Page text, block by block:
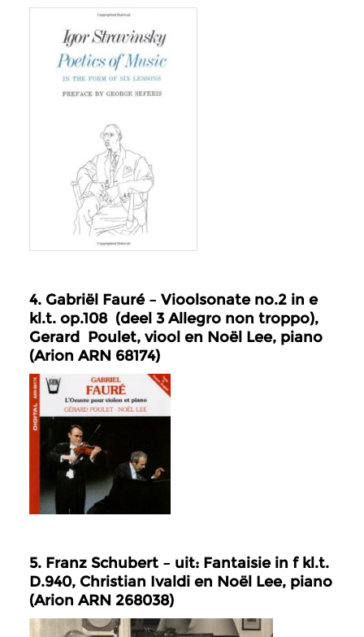
4. Gabriël Fauré – Vioolsonate no.2 in e
kl.t. op.108 (deel 3 Allegro non troppo),
Gerard Poulet, viool en Noël Lee, piano
(Arion ARN 68174)
5. Franz Schubert – uit: Fantaisie in f kl.t.
D.940, Christian Ivaldi en Noël Lee, piano
(Arion ARN 268038)